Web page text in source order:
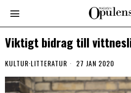
Viktigt bidrag till
KULTUR·LITTERATUR 27 JAN 2020